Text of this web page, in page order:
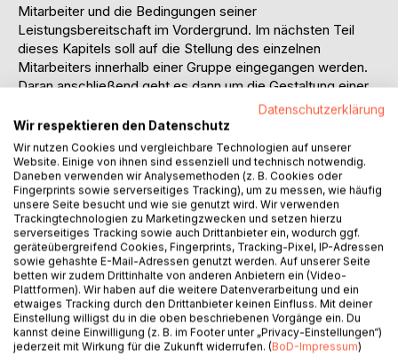
Mitarbeiter und die Bedingungen seiner
Leistungsbereitschaft im Vordergrund. Im nächsten Teil
dieses Kapitels soll auf die Stellung des einzelnen
Mitarbeiters innerhalb einer Gruppe eingegangen werden.
Daran anschließend geht es dann um die Gestaltung einer
motivationsfördernden Arbeitsbeziehung.
Im vierten Kapitel geht es um den Vorgesetzten und seine
Führungsaufgabe. Ausgehend von theoretischen Ansätzen
der Führungsforschung geht es dabei um praktische
Verhaltensweisen der Führungskraft, die ein
motivationsorientiertes Führen fördern.
Das fünfte Kapitel behandelt einige Schwerpunkte und
Besonderheiten der Personalführung in der betrieblichen
Praxis und faßt die wichtigsten Erkenntnisse der
Auseinandersetzung mit dem gegenwärtigen Stand der
Personalführung zusammen. Es soll in diesem Kapitel
zudem noch die Personalführung in japanischen
Unternehmen angesprochen werden. Zum Schluß dieses
Kapitels erfolgt dann noch ein kurzes Fazit.
Datenschutzerklärung
Wir respektieren den Datenschutz
Wir nutzen Cookies und vergleichbare Technologien auf unserer
Website. Einige von ihnen sind essenziell und technisch notwendig.
Daneben verwenden wir Analysemethoden (z. B. Cookies oder
Fingerprints sowie serverseitiges Tracking), um zu messen, wie häufig
unsere Seite besucht und wie sie genutzt wird. Wir verwenden
Trackingtechnologien zu Marketingzwecken und setzen hierzu
serverseitiges Tracking sowie auch Drittanbieter ein, wodurch ggf.
geräteübergreifend Cookies, Fingerprints, Tracking-Pixel, IP-Adressen
sowie gehashte E-Mail-Adressen genutzt werden. Auf unserer Seite
betten wir zudem Drittinhalte von anderen Anbietern ein (Video-
Plattformen). Wir haben auf die weitere Datenverarbeitung und ein
etwaiges Tracking durch den Drittanbieter keinen Einfluss. Mit deiner
Einstellung willigst du in die oben beschriebenen Vorgänge ein. Du
kannst deine Einwilligung (z. B. im Footer unter „Privacy-Einstellungen“)
jederzeit mit Wirkung für die Zukunft widerrufen. (BoD-Impressum)